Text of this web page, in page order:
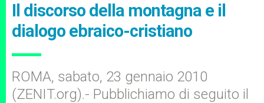
Il discorso della montagna e il
dialogo ebraico-cristiano
ROMA, sabato, 23 gennaio 2010
(ZENIT.org).- Pubblichiamo di seguito il